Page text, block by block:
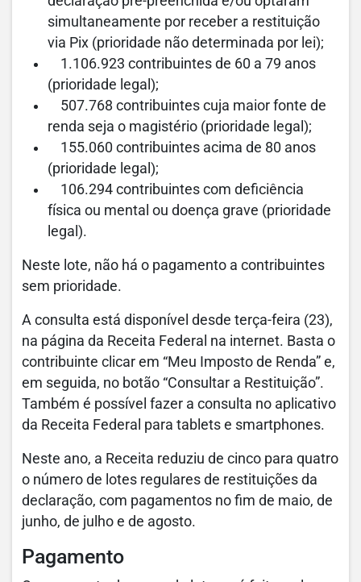
simultaneamente por receber a restituição
via Pix (prioridade não determinada por lei);
1.106.923 contribuintes de 60 a 79 anos
(prioridade legal);
507.768 contribuintes cuja maior fonte de
renda seja o magistério (prioridade legal);
155.060 contribuintes acima de 80 anos
(prioridade legal);
106.294 contribuintes com deficiência
física ou mental ou doença grave (prioridade
legal).
Neste lote, não há o pagamento a contribuintes
sem prioridade.
A consulta está disponível desde terça-feira (23),
na página da Receita Federal na internet. Basta o
contribuinte clicar em “Meu Imposto de Renda” e,
em seguida, no botão “Consultar a Restituição”.
Também é possível fazer a consulta no aplicativo
da Receita Federal para tablets e smartphones.
Neste ano, a Receita reduziu de cinco para quatro
o número de lotes regulares de restituições da
declaração, com pagamentos no fim de maio, de
junho, de julho e de agosto.
Pagamento